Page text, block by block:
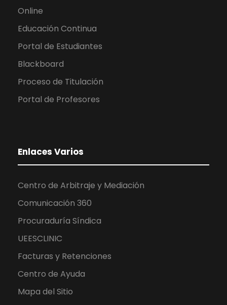
Online
Educación Continua
Portal de Estudiantes
Blackboard
Proceso de Titulación
Portal de Profesores
Enlaces Varios
Centro de Arbitraje y Mediación
Comunicación 360
Procuraduría Síndica
UEESCLINIC
Facturas y Retenciones
Centro de Ayuda
Mapa del Sitio